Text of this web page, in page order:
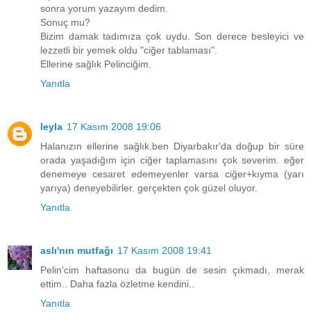
sonra yorum yazayım dedim.
Sonuç mu?
Bizim damak tadımıza çok uydu. Son derece besleyici ve
lezzetli bir yemek oldu "ciğer tablaması".
Ellerine sağlık Pelinciğim.
Yanıtla
leyla 17 Kasım 2008 19:06
Halanızın ellerine sağlık.ben Diyarbakır'da doğup bir süre
orada yaşadığım için ciğer taplamasını çok severim. eğer
denemeye cesaret edemeyenler varsa ciğer+kıyma (yarı
yarıya) deneyebilirler. gerçekten çok güzel oluyor.
Yanıtla
aslı'nın mutfağı 17 Kasım 2008 19:41
Pelin'cim haftasonu da bugün de sesin çıkmadı, merak
ettim.. Daha fazla özletme kendini..
Yanıtla